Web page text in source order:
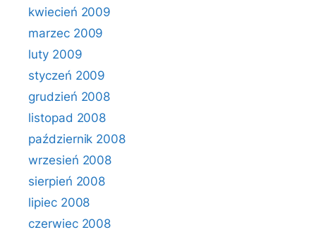
kwiecień 2009
marzec 2009
luty 2009
styczeń 2009
grudzień 2008
listopad 2008
październik 2008
wrzesień 2008
sierpień 2008
lipiec 2008
czerwiec 2008